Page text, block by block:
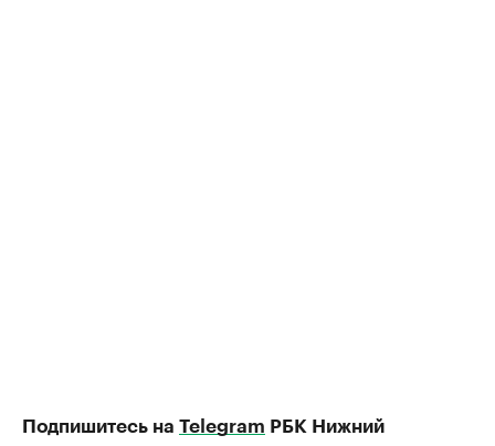
Подпишитесь на Telegram РБК Нижний